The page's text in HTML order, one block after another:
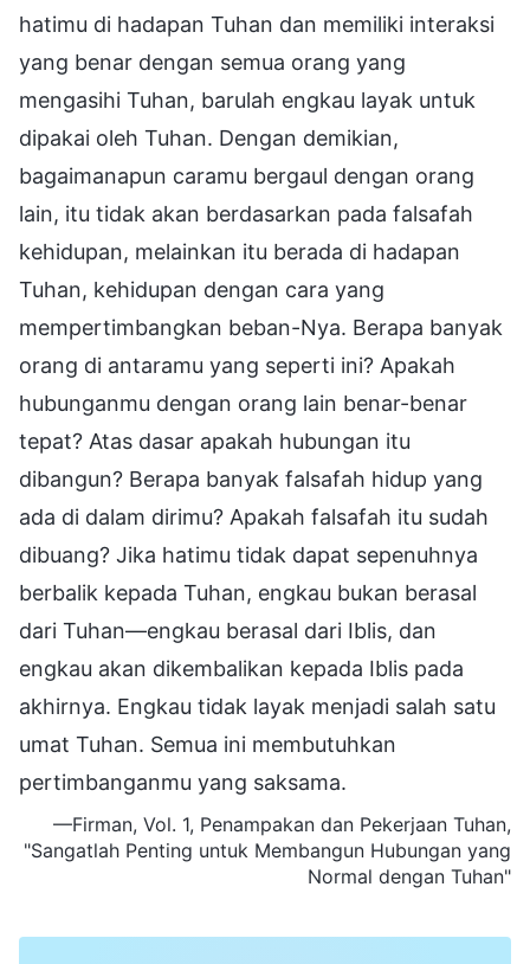
hatimu di hadapan Tuhan dan memiliki interaksi
yang benar dengan semua orang yang
mengasihi Tuhan, barulah engkau layak untuk
dipakai oleh Tuhan. Dengan demikian,
bagaimanapun caramu bergaul dengan orang
lain, itu tidak akan berdasarkan pada falsafah
kehidupan, melainkan itu berada di hadapan
Tuhan, kehidupan dengan cara yang
mempertimbangkan beban-Nya. Berapa banyak
orang di antaramu yang seperti ini? Apakah
hubunganmu dengan orang lain benar-benar
tepat? Atas dasar apakah hubungan itu
dibangun? Berapa banyak falsafah hidup yang
ada di dalam dirimu? Apakah falsafah itu sudah
dibuang? Jika hatimu tidak dapat sepenuhnya
berbalik kepada Tuhan, engkau bukan berasal
dari Tuhan—engkau berasal dari Iblis, dan
engkau akan dikembalikan kepada Iblis pada
akhirnya. Engkau tidak layak menjadi salah satu
umat Tuhan. Semua ini membutuhkan
pertimbanganmu yang saksama.
—Firman, Vol. 1, Penampakan dan Pekerjaan Tuhan,
"Sangatlah Penting untuk Membangun Hubungan yang
Normal dengan Tuhan"